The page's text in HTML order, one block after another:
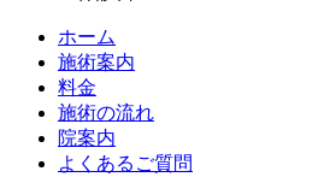
ホーム
施術案内
料金
施術の流れ
院案内
よくあるご質問